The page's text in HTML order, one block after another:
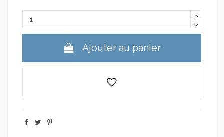
Ajouter au panier